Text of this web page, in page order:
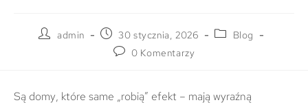
admin 30 stycznia, 2026
Blog
0 Komentarzy
Są domy, które same „robią” efekt – mają wyraźną